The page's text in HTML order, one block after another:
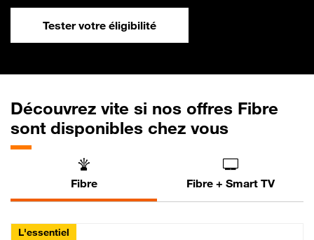
Tester votre éligibilité
Découvrez vite si nos offres Fibre
sont disponibles chez vous
Fibre Fibre + Smart TV
L'essentiel